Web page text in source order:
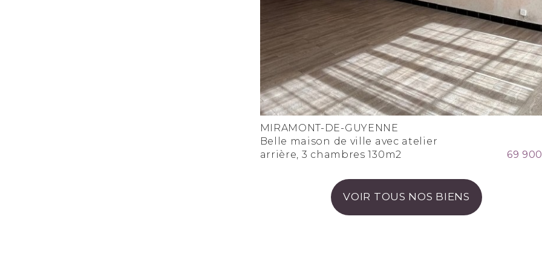
MIRAMONT-DE-GUYENNE
Belle maison de ville avec atelier
arrière, 3 chambres 130m2
69
VOIR TOUS NOS BIENS